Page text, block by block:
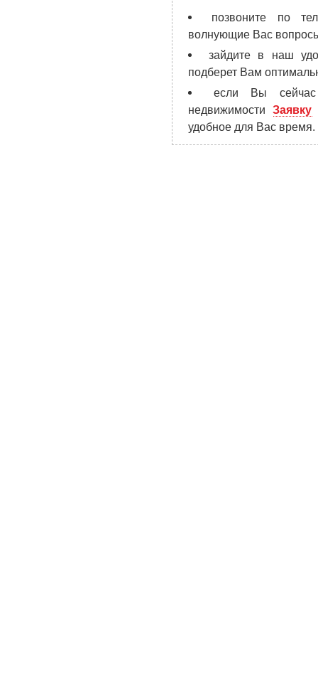
позвоните по
волнующие Вас
зайдите в наш
подберет Вам
если Вы сейчас
недвижимостиЗаявку
удобное для Вас время.